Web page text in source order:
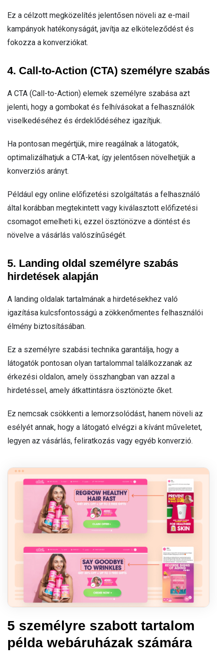
Ez a célzott megközelítés jelentősen növeli az e-mail
kampányok hatékonyságát, javítja az elköteleződést és
fokozza a konverziókat.
4. Call-to-Action (CTA) személyre szabás
A CTA (Call-to-Action) elemek személyre szabása azt
jelenti, hogy a gombokat és felhívásokat a felhasználók
viselkedéséhez és érdeklődéséhez igazítjuk.
Ha pontosan megértjük, mire reagálnak a látogatók,
optimalizálhatjuk a CTA-kat, így jelentősen növelhetjük a
konverziós arányt.
Például egy online előfizetési szolgáltatás a felhasználó
által korábban megtekintett vagy kiválasztott előfizetési
csomagot emelheti ki, ezzel ösztönözve a döntést és
növelve a vásárlás valószínűségét.
5. Landing oldal személyre szabás
hirdetések alapján
A landing oldalak tartalmának a hirdetésekhez való
igazítása kulcsfontosságú a zökkenőmentes felhasználói
élmény biztosításában.
Ez a személyre szabási technika garantálja, hogy a
látogatók pontosan olyan tartalommal találkozzanak az
érkezési oldalon, amely összhangban van azzal a
hirdetéssel, amely átkattintásra ösztönözte őket.
Ez nemcsak csökkenti a lemorzsolódást, hanem növeli az
esélyét annak, hogy a látogató elvégzi a kívánt műveletet,
legyen az vásárlás, feliratkozás vagy egyéb konverzió.
5 személyre szabott tartalom
példa webáruházak számára